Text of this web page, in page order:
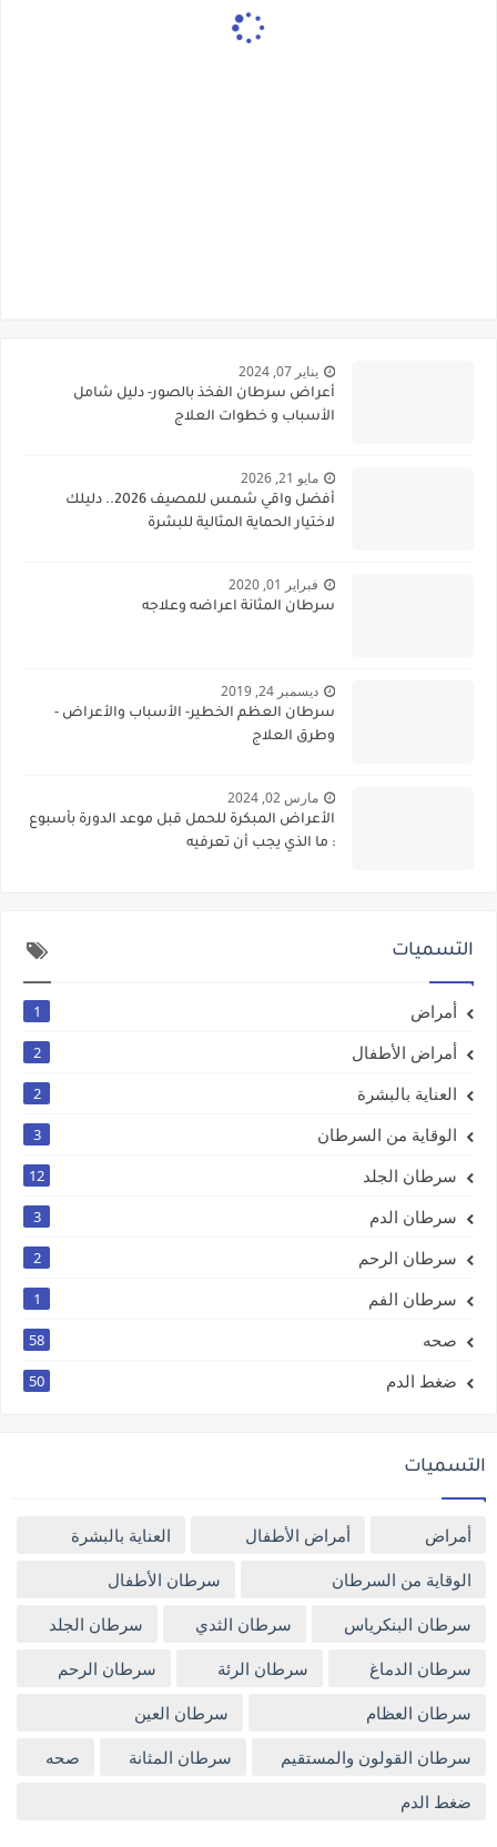
يناير 07, 2024
أعراض سرطان الفخذ بالصور- دليل شامل
الأسباب و خطوات العلاج
مايو 21, 2026
أفضل واقي شمس للمصيف 2026.. دليلك
لاختيار الحماية المثالية للبشرة
فبراير 01, 2020
سرطان المثانة اعراضه وعلاجه
ديسمبر 24, 2019
سرطان العظم الخطير- الأسباب والأعراض -
وطرق العلاج
مارس 02, 2024
الأعراض المبكرة للحمل قبل موعد الدورة بأسبوع
: ما الذي يجب أن تعرفيه
التسميات
أمراض 1
أمراض الأطفال 2
العناية بالبشرة 2
الوقاية من السرطان 3
سرطان الجلد 12
سرطان الدم 3
سرطان الرحم 2
سرطان الفم 1
صحه 58
ضغط الدم 50
التسميات
أمراض أمراض الأطفال
العناية بالبشرة
الوقاية من السرطان
سرطان الأطفال
سرطان البنكرياس
سرطان الثدي
سرطان الجلد
سرطان الدماغ
سرطان الرئة
سرطان الرحم
سرطان العظام
سرطان العين
سرطان القولون والمستقيم
سرطان المثانة
صحه
ضغط الدم